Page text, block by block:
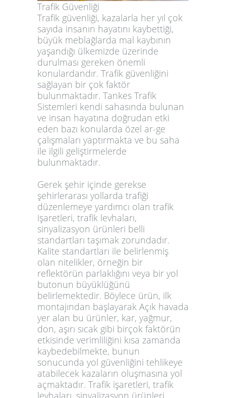
Trafik Güvenliği
Trafik güvenliği, kazalarla her yıl çok
sayıda insanın hayatını kaybettiği,
büyük meblağlarda mal kaybının
yaşandığı ülkemizde üzerinde
durulması gereken önemli
konulardandır. Trafik güvenliğini
sağlayan bir çok faktör
bulunmaktadır. Tankes Trafik
Sistemleri kendi sahasında bulunan
ve insan hayatına doğrudan etki
eden bazı konularda özel ar-ge
çalışmaları yaptırmakta ve bu saha
ile ilgili geliştirmelerde
bulunmaktadır.
Gerek şehir içinde gerekse
şehirlerarası yollarda trafiği
düzenlemeye yardımcı olan trafik
işaretleri, trafik levhaları,
sinyalizasyon ürünleri belli
standartları taşımak zorundadır.
Kalite standartları ile belirlenmiş
olan nitelikler, örneğin bir
reflektörün parlaklığını veya bir yol
butonun büyüklüğünü
belirlemektedir. Böylece ürün, ilk
montajından başlayarak Açık havada
yer alan bu ürünler, kar, yağmur,
don, aşırı sıcak gibi birçok faktörün
etkisinde verimliliğini kısa zamanda
kaybedebilmekte, bunun
sonucunda yol güvenliğini tehlikeye
atabilecek kazaların oluşmasına yol
açmaktadır. Trafik işaretleri, trafik
levhaları, sinyalizasyon ürünleri,